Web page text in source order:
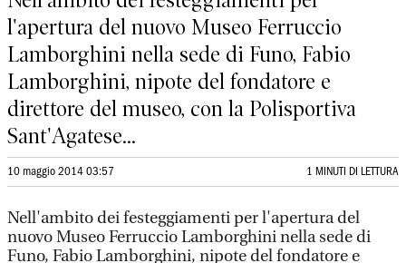
l'apertura del nuovo Museo Ferruccio
Lamborghini nella sede di Funo, Fabio
Lamborghini, nipote del fondatore e
direttore del museo, con la Polisportiva
Sant'Agatese...
10 maggio 2014 03:57 1 MINUTI DI LETTURA
Nell'ambito dei festeggiamenti per l'apertura del
nuovo Museo Ferruccio Lamborghini nella sede di
Funo, Fabio Lamborghini, nipote del fondatore e